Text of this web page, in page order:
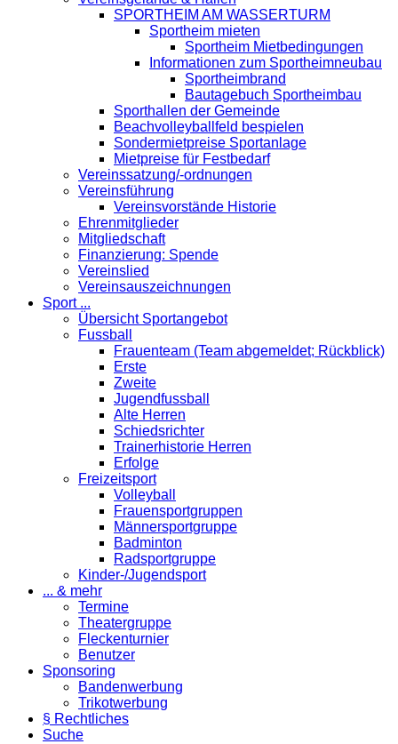
SPORTHEIM AM WASSERTURM
Sportheim mieten
Sportheim Mietbedingungen
Informationen zum Sportheimneubau
Sportheimbrand
Bautagebuch Sportheimbau
Sporthallen der Gemeinde
Beachvolleyballfeld bespielen
Sondermietpreise Sportanlage
Mietpreise für Festbedarf
Vereinssatzung/-ordnungen
Vereinsführung
Vereinsvorstände Historie
Ehrenmitglieder
Mitgliedschaft
Finanzierung: Spende
Vereinslied
Vereinsauszeichnungen
Sport ...
Übersicht Sportangebot
Fussball
Frauenteam (Team abgemeldet; Rückblick)
Erste
Zweite
Jugendfussball
Alte Herren
Schiedsrichter
Trainerhistorie Herren
Erfolge
Freizeitsport
Volleyball
Frauensportgruppen
Männersportgruppe
Badminton
Radsportgruppe
Kinder-/Jugendsport
... & mehr
Termine
Theatergruppe
Fleckenturnier
Benutzer
Sponsoring
Bandenwerbung
Trikotwerbung
§ Rechtliches
Suche